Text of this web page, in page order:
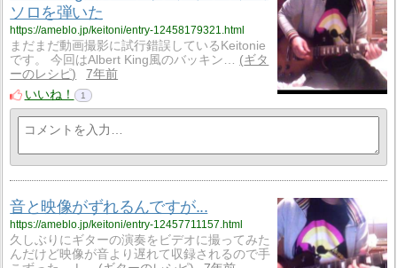
ソロを弾いた
https://ameblo.jp/keitoni/entry-12458179321.html
まだまだ動画撮影に試行錯誤しているKeitonie
です。 今回はAlbert King風のバッキン…
ギタ
ーのレシピ
7年前
いいね！
1
音と映像がずれるんですが...
https://ameblo.jp/keitoni/entry-12457711157.html
久しぶりにギターの演奏をビデオに撮ってみた
んだけど映像が音より遅れて収録されるので手